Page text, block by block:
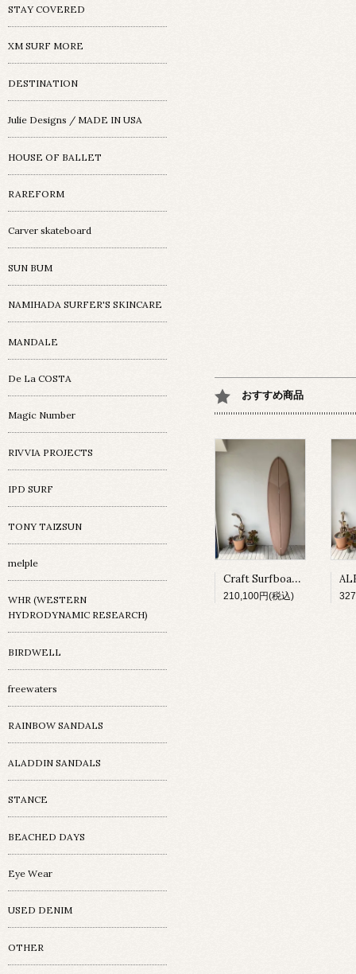
おすすめ商品
Craft Surfboard / Fresh Egg / 7'4"
210,100円(税込)
STAY COVERED
XM SURF MORE
DESTINATION
Julie Designs / MADE IN USA
HOUSE OF BALLET
RAREFORM
Carver skateboard
SUN BUM
NAMIHADA SURFER'S SKINCARE
MANDALE
De La COSTA
Magic Number
RIVVIA PROJECTS
IPD SURF
TONY TAIZSUN
melple
WHR (WESTERN
HYDRODYNAMIC RESEARCH)
BIRDWELL
freewaters
RAINBOW SANDALS
ALADDIN SANDALS
STANCE
BEACHED DAYS
Eye Wear
USED DENIM
OTHER